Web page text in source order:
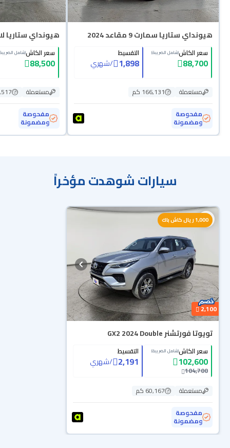
هيونداي ستاريا سمارت 9 مقاعد 2024
سعر الكاش(شامل الضريبة)
88,700
التقسيط
1,898
/شهري
مستعملة
166,131 كم
مفحوصة
ومضمونة
هيونداي ستاريا لاكجري 9
سعر الكاش(شامل
88,500
مستعملة
مفحوصة
ومضمونة
سيارات شوهدت مؤخراً
1,000 ريال كاش باك
2,100
تويوتا فورتشنر GX2 2024 Double
سعر الكاش(شامل الضريبة)
102,600
104,700
التقسيط
2,191
/شهري
مستعملة
60,167 كم
مفحوصة
ومضمونة